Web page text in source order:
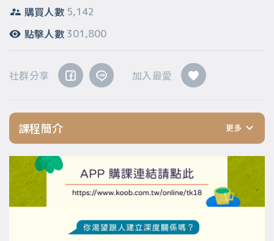
購買人數 5,142
點擊人數 301,800
社群分享 加入最愛
課程簡介